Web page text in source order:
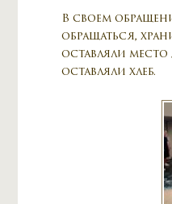
В своем
обращаться,
оставляли
оставляли хлеб.